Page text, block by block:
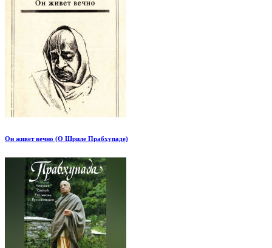
Он живет вечно (О Шриле Прабхупаде)